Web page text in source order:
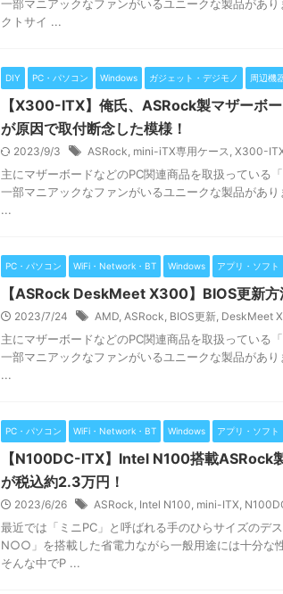
一部マニアックなファンがいるユニークな製品があ
クトサイ ...
DIY PC・パソコン Windows ガジェット・デジモノ 周辺機
【X300-ITX】俺氏、ASRock製マザーボ
が原因で取付断念した模様！
2023/9/3 ASRock, mini-iTX専用ケース, X300-
主にマザーボードなどのPC関連商品を取扱っている
一部マニアックなファンがいるユニークな製品があ
...
PC・パソコン WiFi・Network・BT Windows アプリ・ソフト
【ASRock DeskMeet X300】BIOS更新方
2023/7/24 AMD, ASRock, BIOS更新, DeskMeet
主にマザーボードなどのPC関連商品を取扱っている
一部マニアックなファンがいるユニークな製品があ
...
PC・パソコン WiFi・Network・BT Windows アプリ・ソフト
【N100DC-ITX】Intel N100搭載ASRock
が税込約2.3万円！
2023/6/26 ASRock, Intel N100, mini-ITX,
最近では「ミニPC」と呼ばれる手のひらサイズのデ
N○○」を搭載した省電力ながら一般用途には十分な
そんな中でP ...